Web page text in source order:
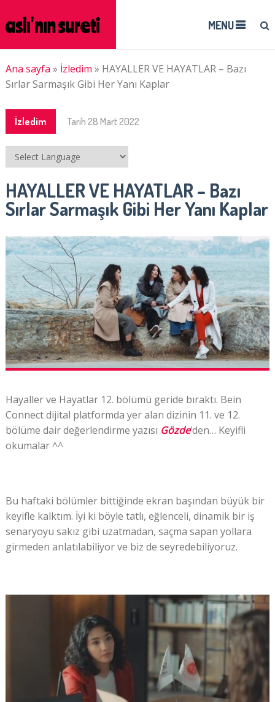
MENU
Ana sayfa » İzledim » HAYALLER VE HAYATLAR – Bazı
Sırlar Sarmaşık Gibi Her Yanı Kaplar
İzledim Tarih 28 Mart 2022
HAYALLER VE HAYATLAR – Bazı
Sırlar Sarmaşık Gibi Her Yanı Kaplar
Hayaller ve Hayatlar 12. bölümü geride bıraktı. Bein
Connect dijital platformda yer alan dizinin 11. ve 12.
bölüme dair değerlendirme yazısı Gözde‘den… Keyifli
okumalar ^^
Bu haftaki bölümler bittiğinde ekran başından büyük bir
keyifle kalktım. İyi ki böyle tatlı, eğlenceli, dinamik bir iş
senaryoyu sakız gibi uzatmadan, saçma sapan yollara
girmeden anlatılabiliyor ve biz de seyredebiliyoruz.